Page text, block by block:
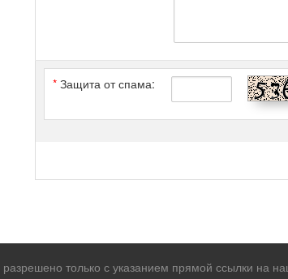
*Защита от спама:
только с указанием прямой ссылки на